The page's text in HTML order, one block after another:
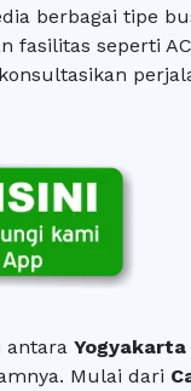
berbagai tipe
fasilitas seperti
antara Yogyakarta
Mulai dari